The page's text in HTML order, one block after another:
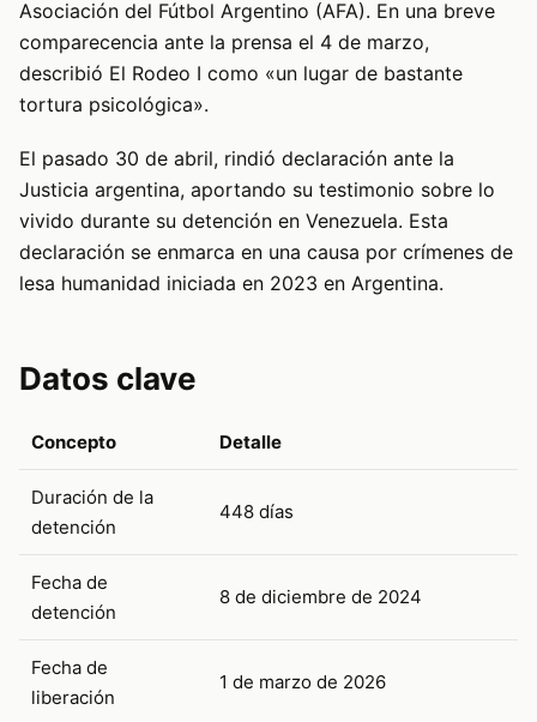
Asociación del Fútbol Argentino (AFA). En una breve
comparecencia ante la prensa el 4 de marzo,
describió El Rodeo I como «un lugar de bastante
tortura psicológica».
El pasado 30 de abril, rindió declaración ante la
Justicia argentina, aportando su testimonio sobre lo
vivido durante su detención en Venezuela. Esta
declaración se enmarca en una causa por crímenes de
lesa humanidad iniciada en 2023 en Argentina.
Datos clave
Concepto Detalle
Duración de la
detención
448 días
Fecha de
detención
8 de diciembre de 2024
Fecha de
liberación
1 de marzo de 2026